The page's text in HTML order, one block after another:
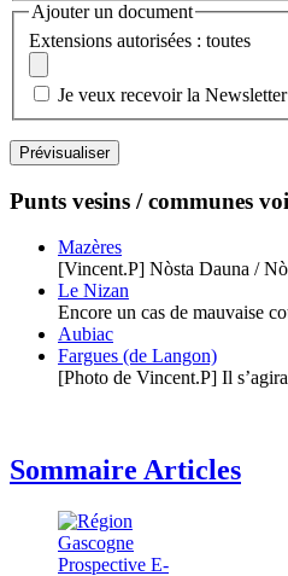
Ajouter un document
Extensions autorisées : toutes
Je veux recevoir la Newsletter
Punts vesins / communes
Mazères
[Vincent.P] Nòsta Dauna /
Le Nizan
Encore un cas de mauvaise
Aubiac
Fargues (de Langon)
[Photo de Vincent.P] Il
Sommaire Articles